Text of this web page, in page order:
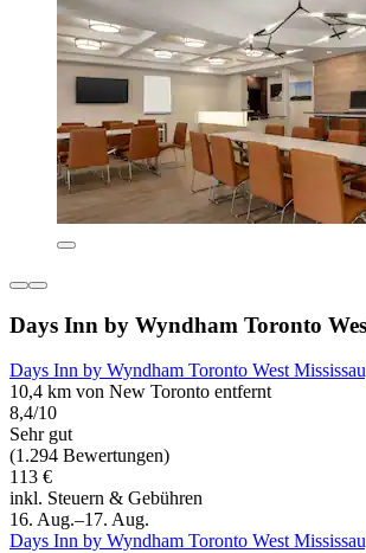
Days Inn by Wyndham Toronto
Days Inn by Wyndham Toronto West
10,4 km von New Toronto entfernt
8,4/10
Sehr gut
(1.294 Bewertungen)
113 €
inkl. Steuern & Gebühren
16. Aug.–17. Aug.
Days Inn by Wyndham Toronto West